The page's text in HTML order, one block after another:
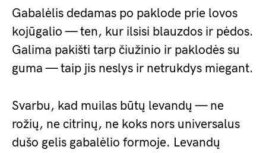
Gabalėlis dedamas po paklode prie lovos
kojūgalio — ten, kur ilsisi blauzdos ir pėdos.
Galima pakišti tarp čiužinio ir paklodės su
guma — taip jis neslys ir netrukdys miegant.
Svarbu, kad muilas būtų levandų — ne
rožių, ne citrinų, ne koks nors universalus
dušo gelis gabalėlio formoje. Levandų